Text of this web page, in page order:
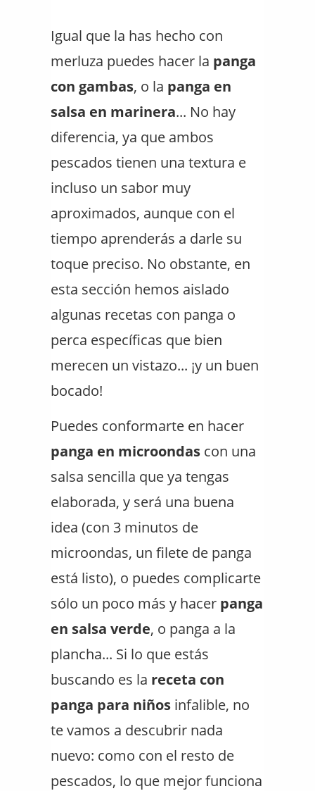
Igual que la has hecho con
merluza puedes hacer la panga
con gambas, o la panga en
salsa en marinera... No hay
diferencia, ya que ambos
pescados tienen una textura e
incluso un sabor muy
aproximados, aunque con el
tiempo aprenderás a darle su
toque preciso. No obstante, en
esta sección hemos aislado
algunas recetas con panga o
perca específicas que bien
merecen un vistazo... ¡y un buen
bocado!
Puedes conformarte en hacer
panga en microondas con una
salsa sencilla que ya tengas
elaborada, y será una buena
idea (con 3 minutos de
microondas, un filete de panga
está listo), o puedes complicarte
sólo un poco más y hacer panga
en salsa verde, o panga a la
plancha... Si lo que estás
buscando es la receta con
panga para niños infalible, no
te vamos a descubrir nada
nuevo: como con el resto de
pescados, lo que mejor funciona